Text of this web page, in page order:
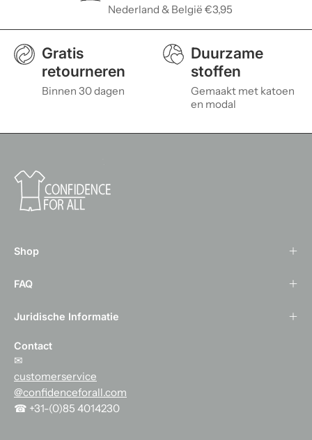
Nederland & België €3,95
Gratis
retourneren
Binnen 30 dagen
Duurzame
stoffen
Gemaakt met katoen
en modal
Shop
FAQ
Juridische Informatie
Contact
✉
customerservice
@confidenceforall.com
☎ +31-(0)85 4014230